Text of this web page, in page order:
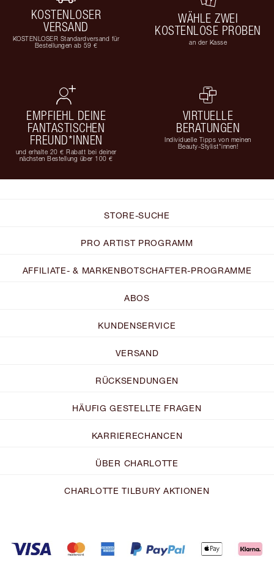
KOSTENLOSER
VERSAND
KOSTENLOSER Standardversand für
Bestellungen ab 59 €
WÄHLE ZWEI
KOSTENLOSE PROBEN
an der Kasse
EMPFIEHL DEINE
FANTASTISCHEN
FREUND*INNEN
und erhalte 20 € Rabatt bei deiner
nächsten Bestellung über 100 €
VIRTUELLE
BERATUNGEN
Individuelle Tipps von meinen
Beauty-Stylist*innen!
STORE-SUCHE
PRO ARTIST PROGRAMM
AFFILIATE- & MARKENBOTSCHAFTER-PROGRAMME
ABOS
KUNDENSERVICE
VERSAND
RÜCKSENDUNGEN
HÄUFIG GESTELLTE FRAGEN
KARRIERECHANCEN
ÜBER CHARLOTTE
CHARLOTTE TILBURY AKTIONEN